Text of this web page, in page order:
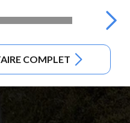
COMPLET